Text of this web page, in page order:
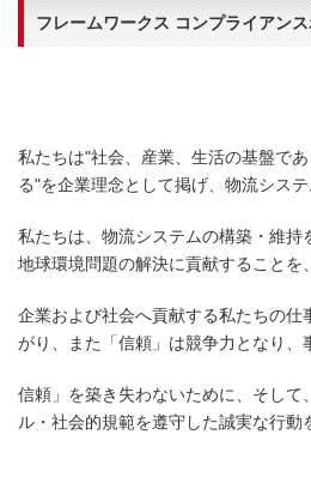
フレームワークス コンプライアン
私たちは"社会、産業、生活の基盤で
る"を企業理念として掲げ、物流シス
私たちは、物流システムの構築・維
地球環境問題の解決に貢献すること
企業および社会へ貢献する私たちの
がり、また「信頼」は競争力となり、
信頼」を築き失わないために、そし
ル・社会的規範を遵守した誠実な行動